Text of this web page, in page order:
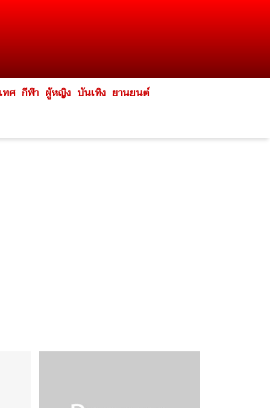
ทศ กีฬา ผู้หญิง บันเทิง ยานยนต์